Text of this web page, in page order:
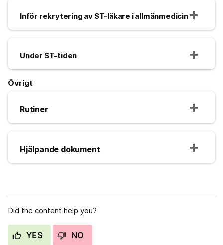
Inför rekrytering av ST-läkare i allmänmedicin
Under ST-tiden
Övrigt
Rutiner
Hjälpande dokument
Did the content help you?
YES NO